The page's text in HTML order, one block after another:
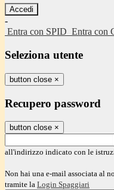
-
Entra con SPID Entra con
Seleziona utente
button close ×
Recupero password
button close ×
all'indirizzo indicato con le
Non hai una e-mail associata al
tramite la Login Spaggiari